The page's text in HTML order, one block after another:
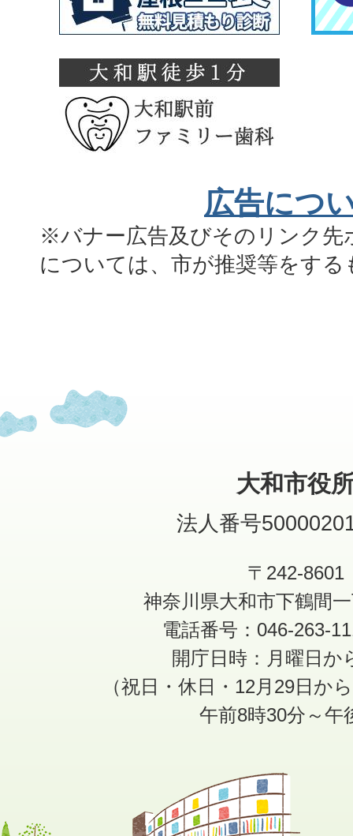
広告につ
※バナー広告及びそのリンク先
については、市が推奨等をす
大和市役
法人番号
〒242-8601
神奈川県大和市下鶴間
電話番号：046-263-
開庁日時：月曜日か
（祝日・休日・12月29日か
午前8時30分～午